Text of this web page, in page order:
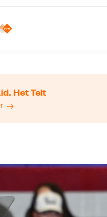
Het Telt